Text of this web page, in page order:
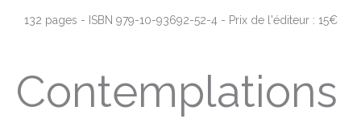
Contemplations
132 pages - ISBN 979-10-93692-52-4 - Prix de l'éditeur : 15€